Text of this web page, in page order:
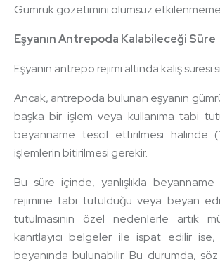
Gümrük gözetimini olumsuz
Eşyanın Antrepoda Kalabileceği Süre
Eşyanın antrepo rejimi altında kalış süresi
Ancak, antrepoda bulunan eşyanın
başka bir işlem veya kullanıma tabi
beyanname tescil ettirilmesi halinde
işlemlerin bitirilmesi gerekir.
Bu süre içinde, yanlışlıkla
rejimine tabi tutulduğu veya beyan
tutulmasının özel nedenlerle artık
kanıtlayıcı belgeler ile ispat edilir
beyanında bulunabilir. Bu durumda,